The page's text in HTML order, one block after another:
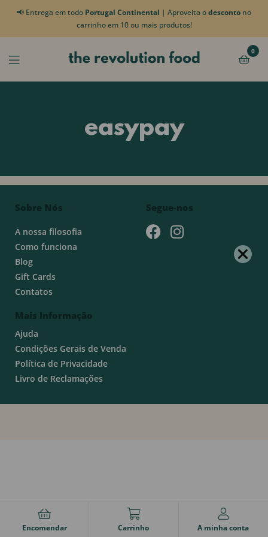
📢 Entrega em todo Portugal Continental | Aproveita odesconto no
carrinho em 10 ou mais produtos!
0
easypay
Sobre Nós
A nossa filosofia
Como funciona
Blog
Gift Cards
Contatos
Mais Informação
Ajuda
Condições Gerais de Venda
Política de Privacidade
Livro de Reclamações
Segue-nos
Encomendar Carrinho A minha conta